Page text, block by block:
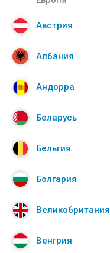
Австрия
Албания
Андорра
Беларусь
Бельгия
Болгария
Великобритания
Венгрия